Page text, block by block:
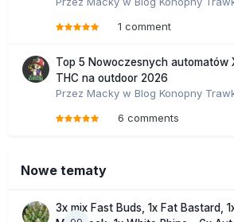
zamknięciem produkcji. Nie wiadomo na
ulegnie prokuratura, wiadomo jednak, że
nadaje się do dalszego wzrostu.
dbałości rośliny po prostu zwiędły w
magazynach. Plantatorzy nazywają to
zaniedbania policjantów chorzy na
tygodni nawet do kilku miesięcy.
1 comment
Top 5 Nowoczesnych automatów
THC na outdoor 2026
Przez Macky w Blog Konopny
6 comments
Nowe tematy
3x mix Fast Buds, 1x Fat Bastard,